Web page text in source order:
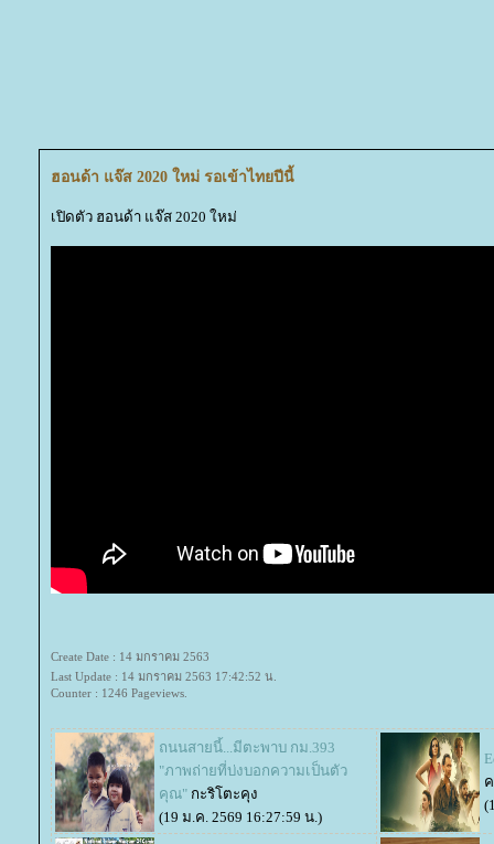
ฮอนด้า แจ๊ส 2020 ใหม่ รอเข้าไทยปีนี้
เปิดตัว ฮอนด้า แจ๊ส 2020 ใหม่
Create Date : 14 มกราคม 2563
Last Update : 14 มกราคม 2563 17:42:52 น.
Counter : 1246 Pageviews.
ถนนสายนี้...มีตะพาบ กม.393
"ภาพถ่ายที่บ่งบอกความเป็นตัว
คุณ" กะริโตะคุง
(19 ม.ค. 2569 16:27:59 น.)